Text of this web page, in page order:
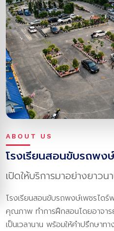
ABOUT US
โรงเรียนสอนขับรถพง
เปิดให้บริการมาอย่างยาว
โรงเรียนสอนขับรถพงษ์เพชรไดร์
คุณภาพ ทำการฝึกสอนโดยอาจา
เป็นเวลานาน พร้อมให้คำปรึกษา